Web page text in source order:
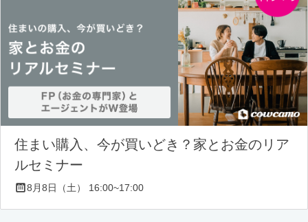
住まい購入、今が買いどき？家とお金のリア
ルセミナー
8月8日（土） 16:00~17:00